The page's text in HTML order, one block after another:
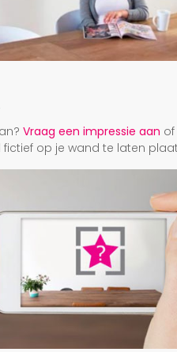
Vraag een impressie aan
op je wand te laten